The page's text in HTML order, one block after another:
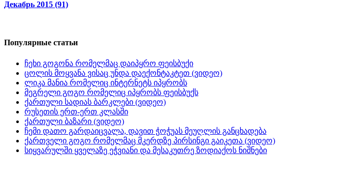
Декабрь 2015 (91)
Популярные статьи
ჩეხი გოგონა რომელმაც დაიპყრო ფეისბუქი
ცოლის მოყვანა ვისაც უნდა დაექონტაკტეთ (ვიდეო)
ლიკა მანია რომელიც ინტერნეტს იპყრობს
მეგრელი გოგო რომელიც იპყრობს ფეისბუქს
ქართული სადიას ბარკლები (ვიდეო)
რუსეთის ერთ-ერთ კლასში
ქართული ბაზარი (ვიდეო)
ჩემი დათო გარდაიცვალა, დავით ჭოჭუას მეუღლის განცხადება
ქართველი გოგო რომელმაც მკერდზე პირსინგი გაიკეთა (ვიდეო)
სიყვარულში ყველაზე ეჭვიანი და მესაკუთრე ზოდიაქოს ნიშნები